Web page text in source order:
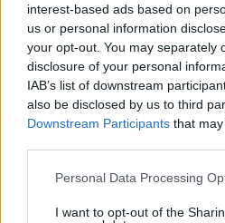
interest-based ads based on
us or personal information
your opt-out. You may separately
disclosure of your personal
IAB’s list of downstream
also be disclosed by us to third
Downstream Participants that
Please note that this website/app
not limited to your visit or usage
Personal Data Processing
I want to opt-out of the
Σάλος στη Λιθουανία από
προσπάθεια ρεκόρ
«Είμαι ρατσιστής και το
ο δράστης